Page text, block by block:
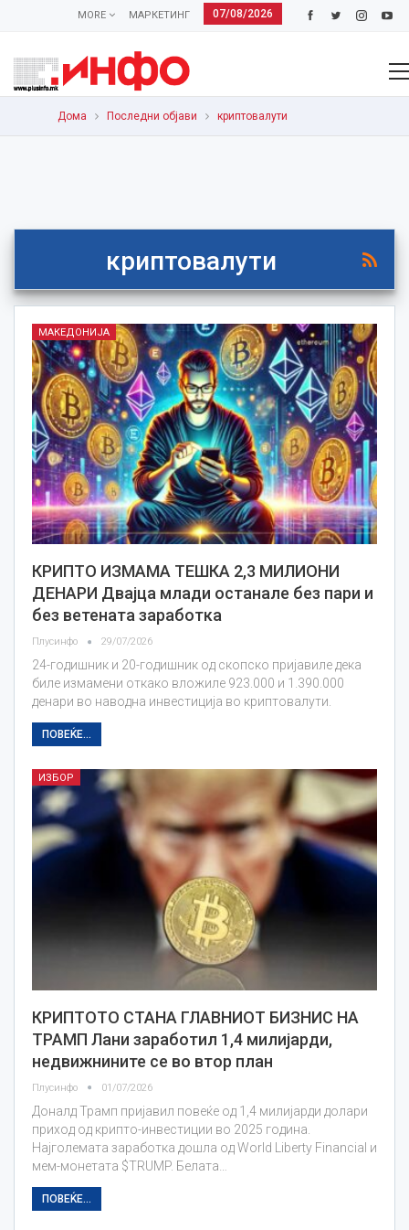
07/08/2026
МАРКЕТИНГ
MORE
Дома Последни објави криптовалути
криптовалути
МАКЕДОНИЈА
КРИПТО ИЗМАМА ТЕШКА 2,3 МИЛИОНИ
ДЕНАРИ Двајца млади останале без пари и
без ветената заработка
Плусинфо 29/07/2026
24-годишник и 20-годишник од скопско пријавиле дека
биле измамени откако вложиле 923.000 и 1.390.000
денари во наводна инвестиција во криптовалути.
ПОВЕЌЕ...
ИЗБОР
КРИПТОТО СТАНА ГЛАВНИОТ БИЗНИС НА
ТРАМП Лани заработил 1,4 милијарди,
недвижнините се во втор план
Плусинфо 01/07/2026
Доналд Трамп пријавил повеќе од 1,4 милијарди долари
приход од крипто-инвестиции во 2025 година.
Најголемата заработка дошла од World Liberty Financial и
мем-монетата $TRUMP. Белата…
ПОВЕЌЕ...